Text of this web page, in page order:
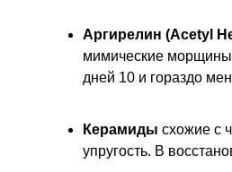
Аргирелин (Acetyl
мимические морщины
дней 10 и гораздо
Керамиды схожие с
упругость. В